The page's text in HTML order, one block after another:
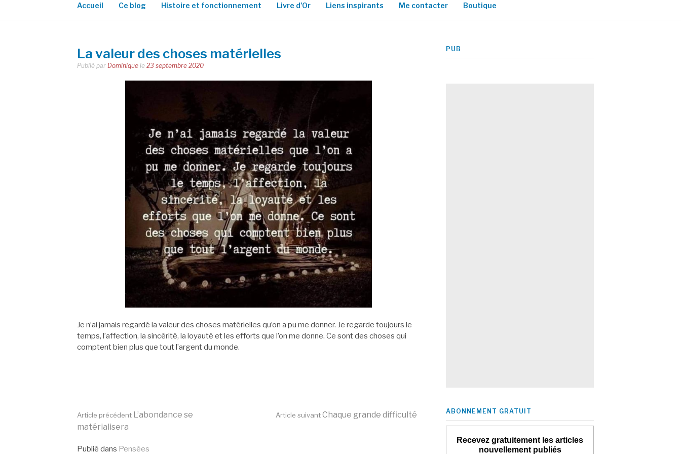
Accueil Ce blog Histoire et fonctionnement Livre d’Or Liens inspirants Me contacter Boutique
La valeur des choses matérielles
Publié par Dominique le 23 septembre 2020
Je n’ai jamais regardé la valeur des choses matérielles qu’on a pu me donner. Je regarde toujours le
temps, l’affection, la sincérité, la loyauté et les efforts que l’on me donne. Ce sont des choses qui
comptent bien plus que tout l’argent du monde.
Lire
Article précédent L’abondance se
matérialisera
Article suivantChaque grande difficulté
Publié dans Pensées
PUB
ABONNEMENT GRATUIT
Recevez gratuitement les articles
nouvellement publiés